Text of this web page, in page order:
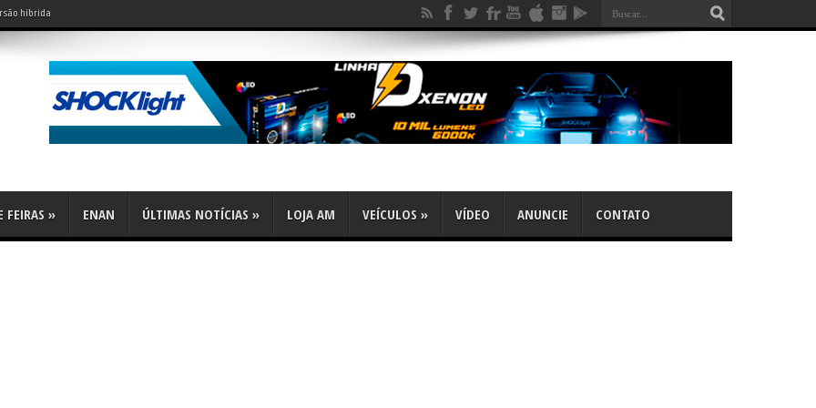
híbrida
leve?
FEIRAS » ENAN ÚLTIMAS NOTÍCIAS » LOJA AM VEÍCULOS » VÍDEO ANUNCIE CONTATO